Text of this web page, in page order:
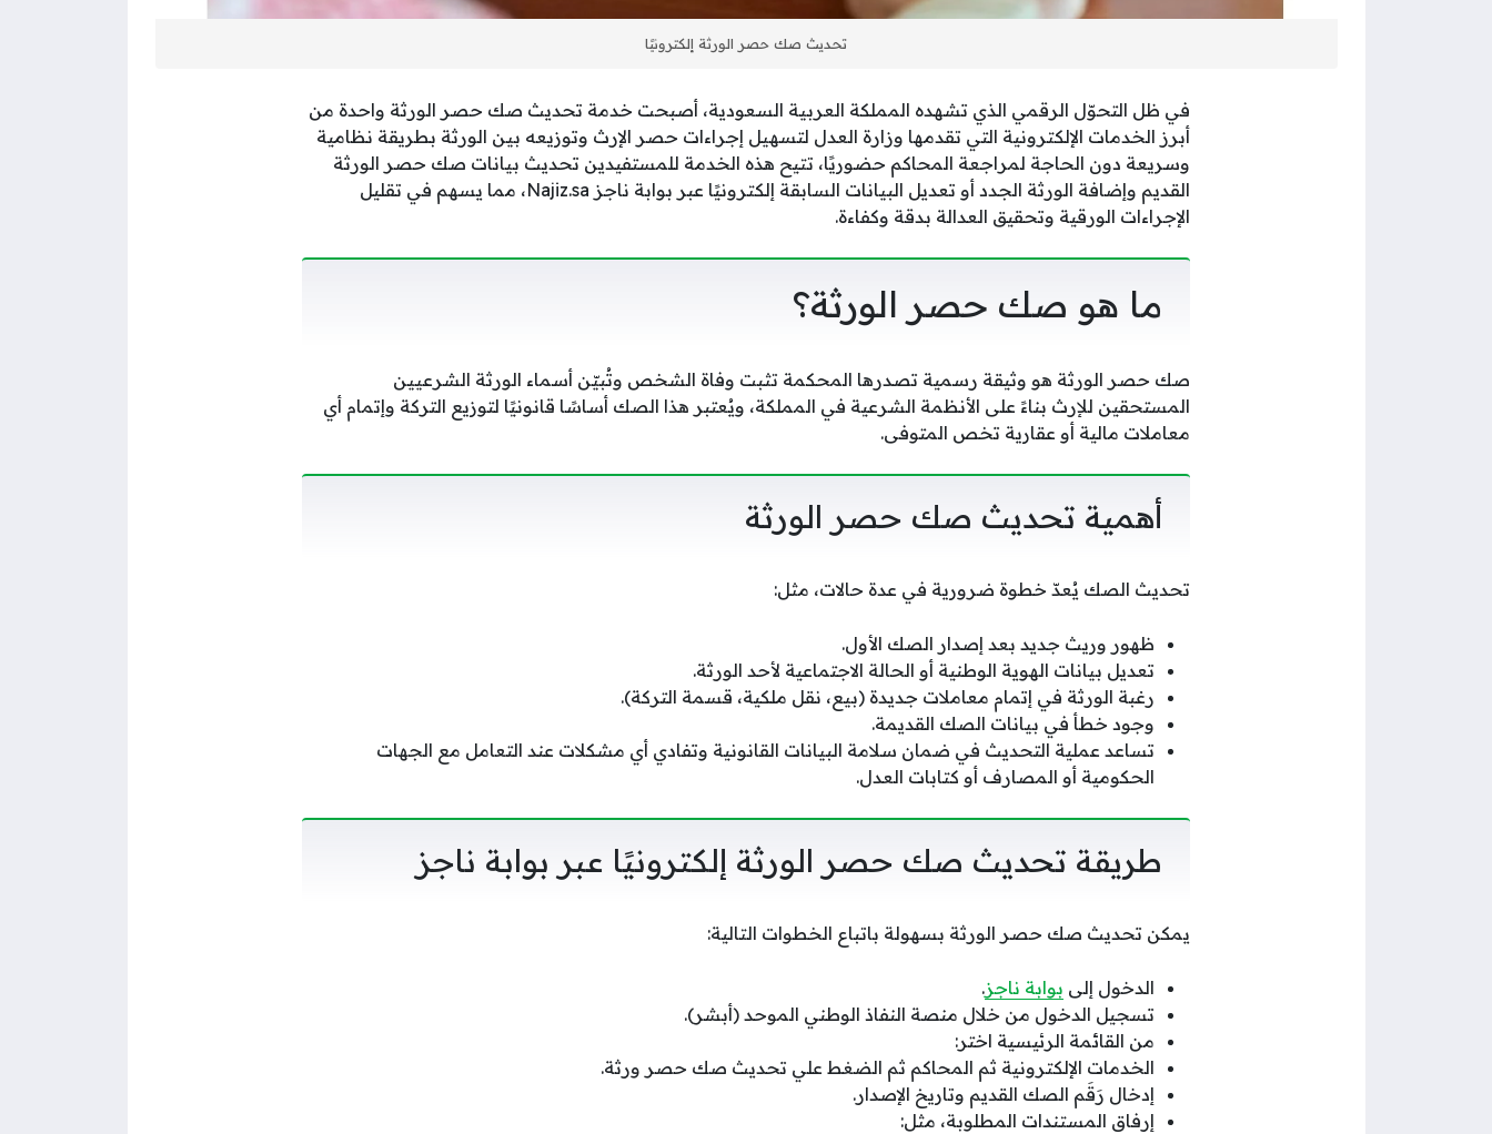
تحديث صك حصر الورثة إلكترونيًا
في ظل التحوّل الرقمي الذي تشهده المملكة العربية السعودية، أصبحت خدمة تحديث صك حصر الورثة واحدة من
أبرز الخدمات الإلكترونية التي تقدمها وزارة العدل لتسهيل إجراءات حصر الإرث وتوزيعه بين الورثة بطريقة نظامية
وسريعة دون الحاجة لمراجعة المحاكم حضوريًا، تتيح هذه الخدمة للمستفيدين تحديث بيانات صك حصر الورثة
القديم وإضافة الورثة الجدد أو تعديل البيانات السابقة إلكترونيًا عبر بوابة ناجز Najiz.sa، مما يسهم في تقليل
الإجراءات الورقية وتحقيق العدالة بدقة وكفاءة.
ما هو صك حصر الورثة؟
صك حصر الورثة هو وثيقة رسمية تصدرها المحكمة تثبت وفاة الشخص وتُبيّن أسماء الورثة الشرعيين
المستحقين للإرث بناءً على الأنظمة الشرعية في المملكة، ويُعتبر هذا الصك أساسًا قانونيًا لتوزيع التركة وإتمام أي
معاملات مالية أو عقارية تخص المتوفى.
أهمية تحديث صك حصر الورثة
تحديث الصك يُعدّ خطوة ضرورية في عدة حالات، مثل:
ظهور وريث جديد بعد إصدار الصك الأول.
تعديل بيانات الهوية الوطنية أو الحالة الاجتماعية لأحد الورثة.
رغبة الورثة في إتمام معاملات جديدة (بيع، نقل ملكية، قسمة التركة).
وجود خطأ في بيانات الصك القديمة.
تساعد عملية التحديث في ضمان سلامة البيانات القانونية وتفادي أي مشكلات عند التعامل مع الجهات
الحكومية أو المصارف أو كتابات العدل.
طريقة تحديث صك حصر الورثة إلكترونيًا عبر بوابة ناجز
يمكن تحديث صك حصر الورثة بسهولة باتباع الخطوات التالية:
الدخول إلى بوابة ناجز.
تسجيل الدخول من خلال منصة النفاذ الوطني الموحد (أبشر).
من القائمة الرئيسية اختر:
الخدمات الإلكترونية ثم المحاكم ثم الضغط علي تحديث صك حصر ورثة.
إدخال رَقَم الصك القديم وتاريخ الإصدار.
إرفاق المستندات المطلوبة، مثل: